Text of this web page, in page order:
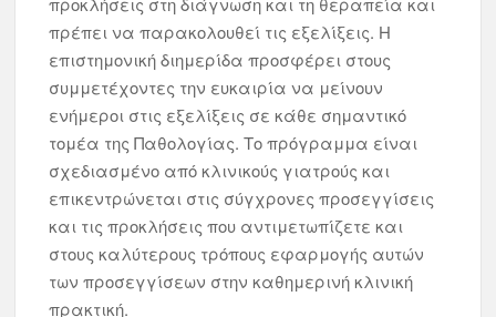
πρέπει να παρακολουθεί τις εξελίξεις. Η
επιστημονική διημερίδα προσφέρει στους
συμμετέχοντες την ευκαιρία να μείνουν
ενήμεροι στις εξελίξεις σε κάθε σημαντικό
τομέα της Παθολογίας. Το πρόγραμμα είναι
σχεδιασμένο από κλινικούς γιατρούς και
επικεντρώνεται στις σύγχρονες προσεγγίσεις
και τις προκλήσεις που αντιμετωπίζετε και
στους καλύτερους τρόπους εφαρμογής αυτών
των προσεγγίσεων στην καθημερινή κλινική
πρακτική.